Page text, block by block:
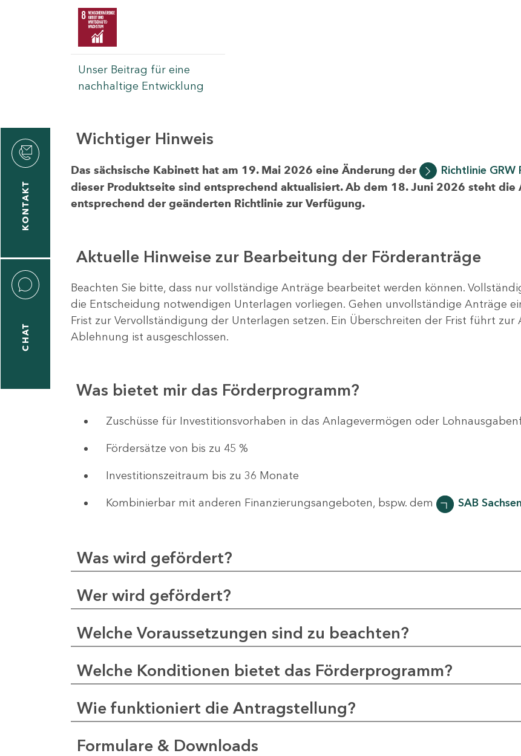
Unser Beitrag für eine
nachhaltige Entwicklung
KONTAKT
CHAT
Wichtiger Hinweis
Das sächsische Kabinett hat am 19. Mai 2026 eine Änderung der Richtlinie GRW
dieser Produktseite sind entsprechend aktualisiert. Ab dem 18. Juni 2026 steht die
entsprechend der geänderten Richtlinie zur Verfügung.
Aktuelle Hinweise zur Bearbeitung der Förderanträge
Beachten Sie bitte, dass nur vollständige Anträge bearbeitet werden können.
die Entscheidung notwendigen Unterlagen vorliegen. Gehen unvollständige Anträge
Frist zur Vervollständigung der Unterlagen setzen. Ein Überschreiten der Frist führt
Ablehnung ist ausgeschlossen.
Was bietet mir das Förderprogramm?
​​​​​​Zuschüsse für Investitionsvorhaben in das Anlagevermögen oder
Fördersätze von bis zu 45 %
Investitionszeitraum bis zu 36 Monate
Kombinierbar mit anderen Finanzierungsangeboten, bspw. dem SAB
Was wird gefördert?
Wer wird gefördert?
Welche Voraussetzungen sind zu beachten?
Welche Konditionen bietet das Förderprogramm?
Wie funktioniert die Antragstellung?
Formulare & Downloads